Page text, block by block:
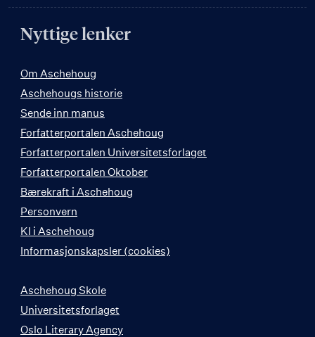
Nyttige lenker
Om Aschehoug
Aschehougs historie
Sende inn manus
Forfatterportalen Aschehoug
Forfatterportalen Universitetsforlaget
Forfatterportalen Oktober
Bærekraft i Aschehoug
Personvern
KI i Aschehoug
Informasjonskapsler (cookies)
Aschehoug Skole
Universitetsforlaget
Oslo Literary Agency